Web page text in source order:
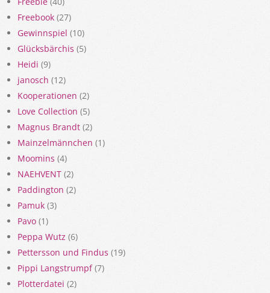
Freebook (27)
Gewinnspiel (10)
Glücksbärchis (5)
Heidi (9)
janosch (12)
Kooperationen (2)
Love Collection (5)
Magnus Brandt (2)
Mainzelmännchen (1)
Moomins (4)
NAEHVENT (2)
Paddington (2)
Pamuk (3)
Pavo (1)
Peppa Wutz (6)
Pettersson und Findus (19)
Pippi Langstrumpf(7)
Plotterdatei (2)